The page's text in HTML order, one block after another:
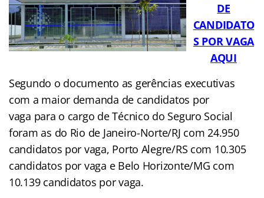
DE
CANDIDATO
S POR VAGA
AQUI
Segundo o documento as gerências executivas
com a maior demanda de candidatos por
vaga para o cargo de Técnico do Seguro Social
foram as do Rio de Janeiro-Norte/RJ com 24.950
candidatos por vaga, Porto Alegre/RS com 10.305
candidatos por vaga e Belo Horizonte/MG com
10.139 candidatos por vaga.